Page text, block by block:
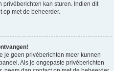
privéberichten kan sturen. Indien dit
op met de beheerder.
je geen privéberichten meer kunnen
Als je ongepaste privéberichten